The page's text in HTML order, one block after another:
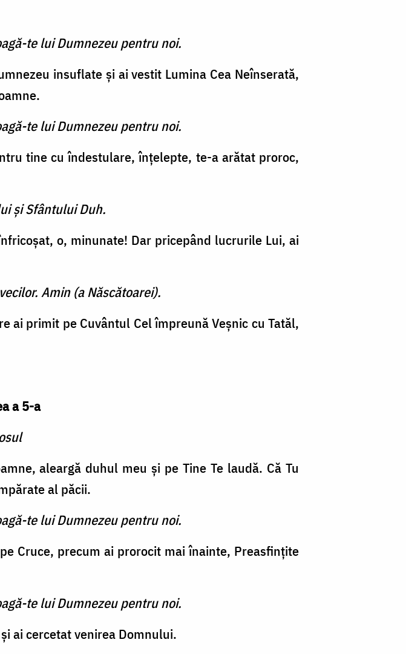
te lui Dumnezeu pentru noi.
insuflate şi ai vestit Lumina Cea Neînserată,
te lui Dumnezeu pentru noi.
tine cu îndestulare, înţelepte, te-a arătat proroc,
şi Sfântului Duh.
o, minunate! Dar price­pând lucrurile Lui, ai
Amin (a Născătoarei).
ai primit pe Cuvântul Cel împreu­nă Veşnic cu Tatăl,
a 5-a
aleargă duhul meu şi pe Tine Te laudă. Că Tu
al păcii.
te lui Dumnezeu pentru noi.
Cruce, precum ai prorocit mai înainte, Preasfinţite
te lui Dumnezeu pentru noi.
ai cercetat venirea Domnului.